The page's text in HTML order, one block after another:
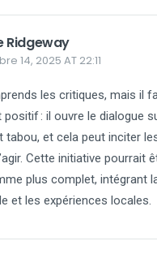
Ridgeway
14, 2025 AT 22:11
les critiques, mais il
positif : il ouvre le dialogue
tabou, et cela peut inciter
Cette initiative pourrait
plus complet, intégrant
et les expériences locales.